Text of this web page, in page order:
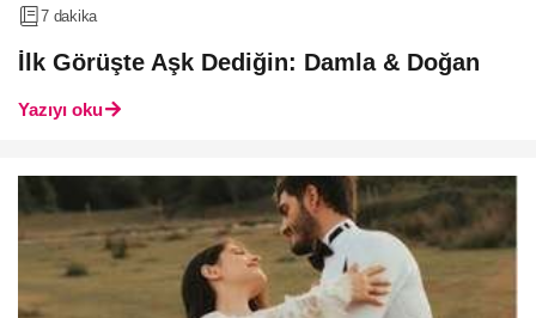
7 dakika
İlk Görüşte Aşk Dediğin: Damla & Doğan
Yazıyı oku